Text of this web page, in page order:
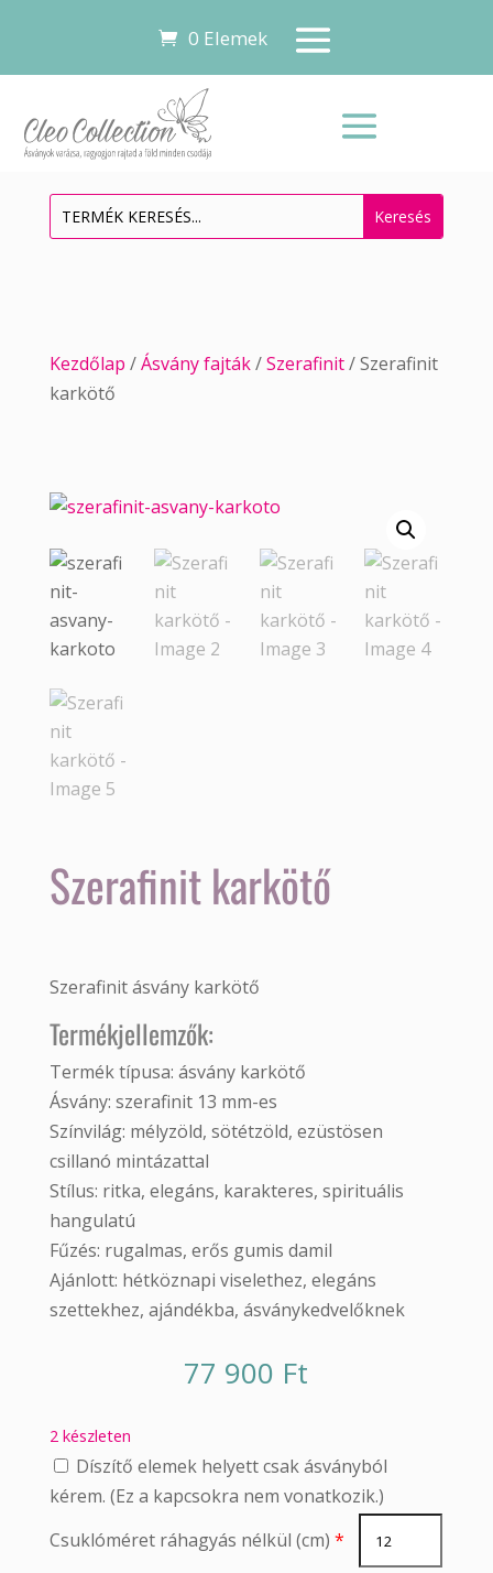
0 Elemek
Kezdőlap /Ásvány fajták/Szerafinit/ Szerafinit
karkötő
Szerafinit karkötő
Szerafinit ásvány karkötő
Termékjellemzők:
Termék típusa: ásvány karkötő
Ásvány: szerafinit 13 mm-es
Színvilág: mélyzöld, sötétzöld, ezüstösen
csillanó mintázattal
Stílus: ritka, elegáns, karakteres, spirituális
hangulatú
Fűzés: rugalmas, erős gumis damil
Ajánlott: hétköznapi viselethez, elegáns
szettekhez, ajándékba, ásványkedvelőknek
77 900 Ft
2 készleten
Díszítő elemek helyett csak ásványból
kérem. (Ez a kapcsokra nem vonatkozik.)
Csuklóméret ráhagyás nélkül (cm) *